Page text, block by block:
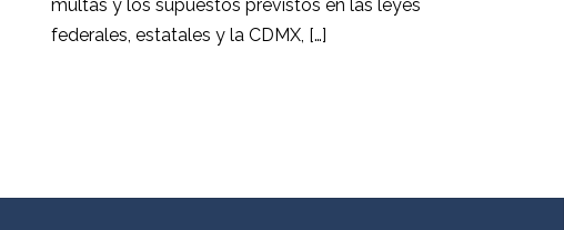
multas y los supuestos previstos en las leyes
federales, estatales y la CDMX, […]